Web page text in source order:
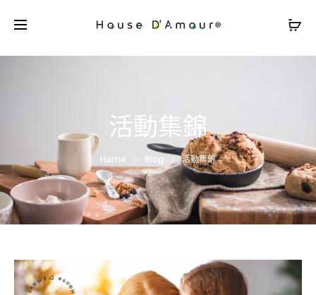
活動集錦
Home Blog 活動集錦